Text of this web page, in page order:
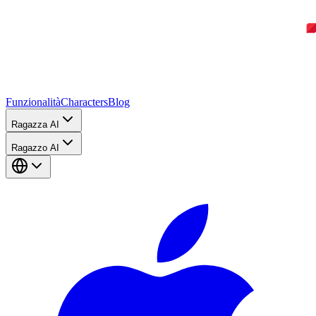
FunzionalitàCharactersBlog
Ragazza AI
Ragazzo AI